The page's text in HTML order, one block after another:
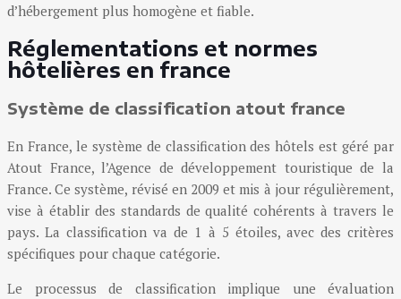
d’hébergement plus homogène et fiable.
Réglementations et normes
hôtelières en france
Système de classification atout france
En France, le système de classification des hôtels est géré par
Atout France, l’Agence de développement touristique de la
France. Ce système, révisé en 2009 et mis à jour régulièrement,
vise à établir des standards de qualité cohérents à travers le
pays. La classification va de 1 à 5 étoiles, avec des critères
spécifiques pour chaque catégorie.
Le processus de classification implique une évaluation